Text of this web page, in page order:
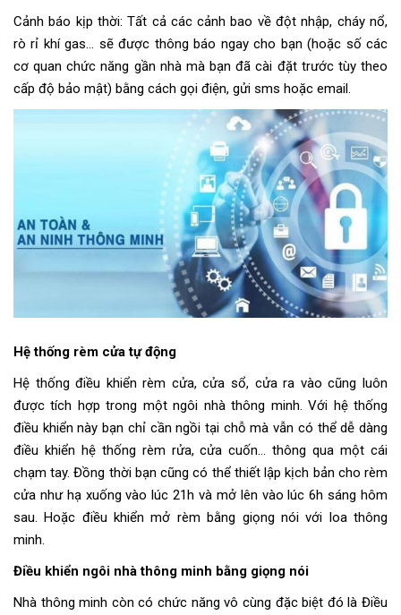
Cảnh báo kịp thời: Tất cả các cảnh bao về đột nhập, cháy nổ,
rò rỉ khí gas… sẽ được thông báo ngay cho bạn (hoặc số các
cơ quan chức năng gần nhà mà bạn đã cài đặt trước tùy theo
cấp độ bảo mật) bằng cách gọi điện, gửi sms hoặc email.
Hệ thống rèm cửa tự động
Hệ thống điều khiển rèm cửa, cửa sổ, cửa ra vào cũng luôn
được tích hợp trong một ngôi nhà thông minh. Với hệ thống
điều khiển này bạn chỉ cần ngồi tại chỗ mà vẫn có thể dễ dàng
điều khiển hệ thống rèm rửa, cửa cuốn… thông qua một cái
chạm tay. Đồng thời bạn cũng có thể thiết lập kịch bản cho rèm
cửa như hạ xuống vào lúc 21h và mở lên vào lúc 6h sáng hôm
sau. Hoặc điều khiển mở rèm bằng giọng nói với loa thông
minh.
Điều khiển ngôi nhà thông minh bằng giọng nói
Nhà thông minh còn có chức năng vô cùng đặc biệt đó là Điều